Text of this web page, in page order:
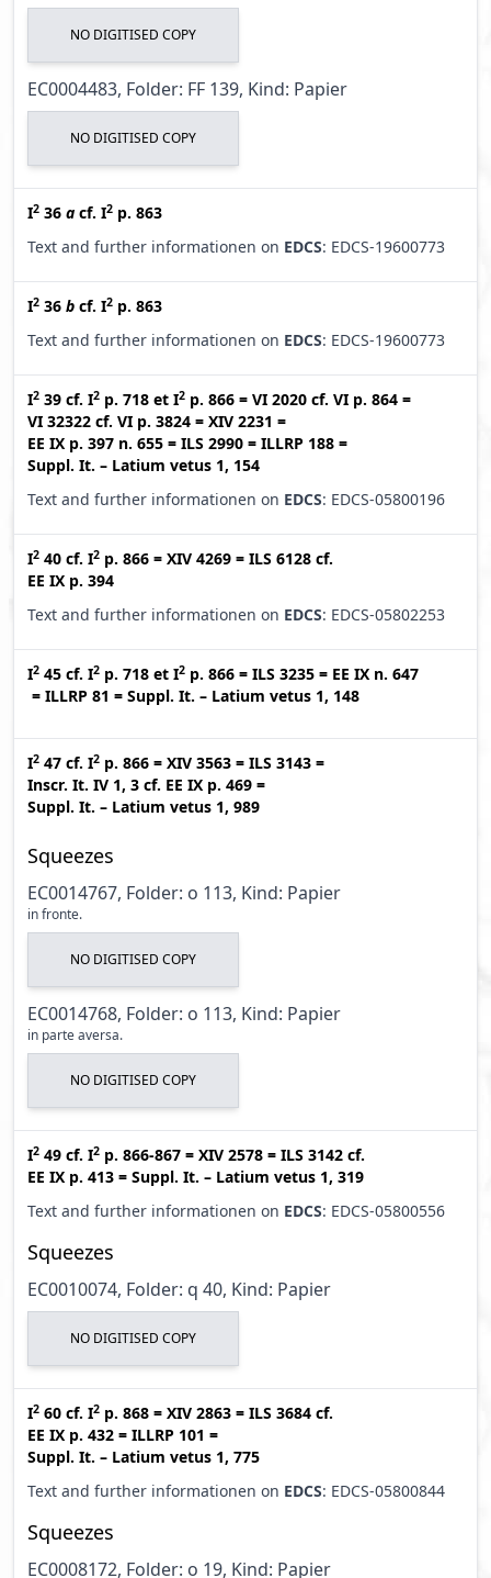
NO DIGITISED COPY
EC0004483, Folder: FF 139, Kind: Papier
NO DIGITISED COPY
I2 36 a cf. I2 p. 863
Text and further informationen on EDCS: EDCS-19600773
I2 36 b cf. I2 p. 863
Text and further informationen on EDCS: EDCS-19600773
I2 39 cf. I2 p. 718 et I2 p. 866 = VI 2020 cf. VI p. 864 =
VI 32322 cf. VI p. 3824 = XIV 2231 =
EE IX p. 397 n. 655 = ILS 2990 = ILLRP 188 =
Suppl. It. – Latium vetus 1, 154
Text and further informationen on EDCS: EDCS-05800196
I2 40 cf. I2 p. 866 = XIV 4269 = ILS 6128 cf.
EE IX p. 394
Text and further informationen on EDCS: EDCS-05802253
I2 45 cf. I2 p. 718 et I2 p. 866 = ILS 3235 = EE IX n. 647
= ILLRP 81 = Suppl. It. – Latium vetus 1, 148
I2 47 cf. I2 p. 866 = XIV 3563 = ILS 3143 =
Inscr. It. IV 1, 3 cf. EE IX p. 469 =
Suppl. It. – Latium vetus 1, 989
Squeezes
EC0014767, Folder: o 113, Kind: Papier
in fronte.
NO DIGITISED COPY
EC0014768, Folder: o 113, Kind: Papier
in parte aversa.
NO DIGITISED COPY
I2 49 cf. I2 p. 866-867 = XIV 2578 = ILS 3142 cf.
EE IX p. 413 = Suppl. It. – Latium vetus 1, 319
Text and further informationen on EDCS: EDCS-05800556
Squeezes
EC0010074, Folder: q 40, Kind: Papier
NO DIGITISED COPY
I2 60 cf. I2 p. 868 = XIV 2863 = ILS 3684 cf.
EE IX p. 432 = ILLRP 101 =
Suppl. It. – Latium vetus 1, 775
Text and further informationen on EDCS: EDCS-05800844
Squeezes
EC0008172, Folder: o 19, Kind: Papier